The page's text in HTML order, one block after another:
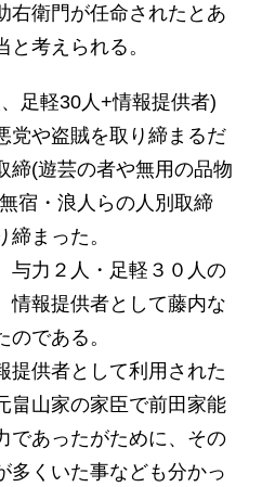
右衛門が任命されたとあ
考えられる。
足軽30人+情報提供者)
党や盗賊を取り締まるだ
締(遊芸の者や無用の品物
宿・浪人らの人別取締
締まった。
与力２人・足軽３０人の
情報提供者として藤内な
のである。
提供者として利用された
畠山家の家臣で前田家能
であったがために、その
多くいた事なども分かっ